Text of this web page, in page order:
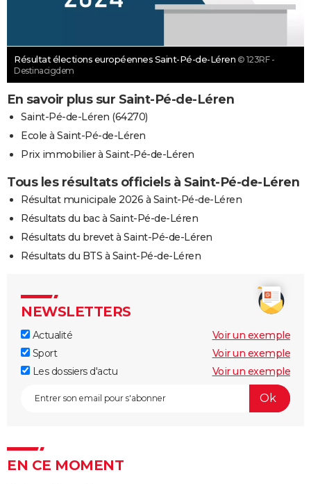
Résultat élections européennes Saint-Pé-de-Léren © 123RF -
Destinacigdem
En savoir plus sur Saint-Pé-de-Léren
Saint-Pé-de-Léren (64270)
Ecole à Saint-Pé-de-Léren
Prix immobilier à Saint-Pé-de-Léren
Tous les résultats officiels à Saint-Pé-de-Léren
Résultat municipale 2026 à Saint-Pé-de-Léren
Résultats du bac à Saint-Pé-de-Léren
Résultats du brevet à Saint-Pé-de-Léren
Résultats du BTS à Saint-Pé-de-Léren
NEWSLETTERS
Actualité
Voir un exemple
Sport
Voir un exemple
Les dossiers d'actu
Voir un exemple
EN CE MOMENT